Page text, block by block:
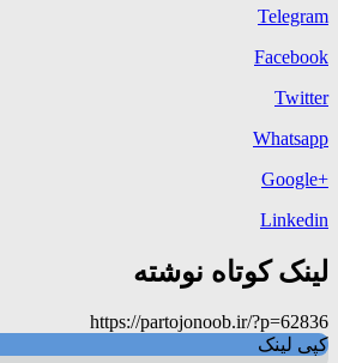
Telegram
Facebook
Twitter
Whatsapp
+Google
Linkedin
لینک کوتاه نوشته
https://partojonoob.ir/?p=62836
کپی لینک